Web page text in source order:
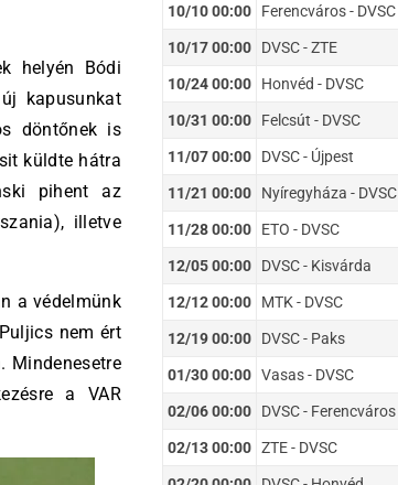
helyén Bódi
kapusunkat
döntőnek is
küldte hátra
pihent az
illetve
a védelmünk
nem ért
Mindenesetre
a VAR
10/10 00:00 Ferencváros - DVSC
10/17 00:00 DVSC - ZTE
10/24 00:00 Honvéd - DVSC
10/31 00:00 Felcsút - DVSC
11/07 00:00 DVSC - Újpest
11/21 00:00 Nyíregyháza - DVSC
11/28 00:00 ETO - DVSC
12/05 00:00 DVSC - Kisvárda
12/12 00:00 MTK - DVSC
12/19 00:00 DVSC - Paks
01/30 00:00 Vasas - DVSC
02/06 00:00 DVSC - Ferencváros
02/13 00:00 ZTE - DVSC